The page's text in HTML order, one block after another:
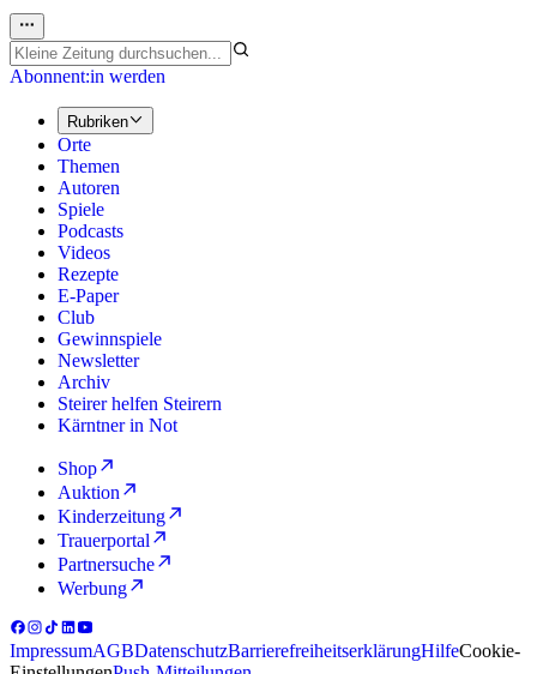
Abonnent:in werden
Rubriken
Orte
Themen
Autoren
Spiele
Podcasts
Videos
Rezepte
E-Paper
Club
Gewinnspiele
Newsletter
Archiv
Steirer helfen Steirern
Kärntner in Not
Shop
Auktion
Kinderzeitung
Trauerportal
Partnersuche
Werbung
ImpressumAGBDatenschutzBarrierefreiheitserklärungHilfeCookie-